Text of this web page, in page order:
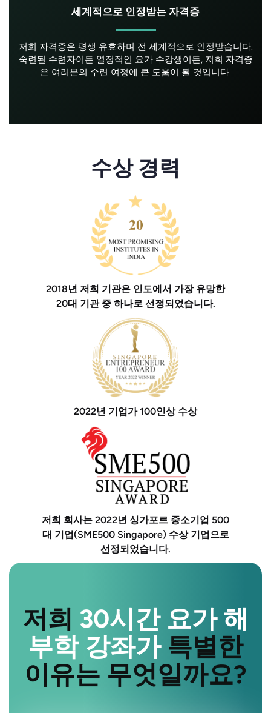
세계적으로 인정받는 자격증
저희 자격증은 평생 유효하며 전 세계적으로 인정받습니다.
숙련된 수련자이든 열정적인 요가 수강생이든, 저희 자격증
은 여러분의 수련 여정에 큰 도움이 될 것입니다.
수상 경력
2018년 저희 기관은 인도에서 가장 유망한
20대 기관 중 하나로 선정되었습니다.
2022년 기업가 100인상 수상
저희 회사는 2022년 싱가포르 중소기업 500
대 기업(SME500 Singapore) 수상 기업으로
선정되었습니다.
저희 30시간 요가 해
부학 강좌가특별한
이유는 무엇일까요?